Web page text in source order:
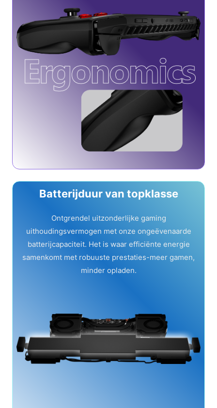
Batterijduur van topklasse
Ontgrendel uitzonderlijke gaming
uithoudingsvermogen met onze ongeëvenaarde
batterijcapaciteit. Het is waar efficiënte energie
samenkomt met robuuste prestaties-meer gamen,
minder opladen.